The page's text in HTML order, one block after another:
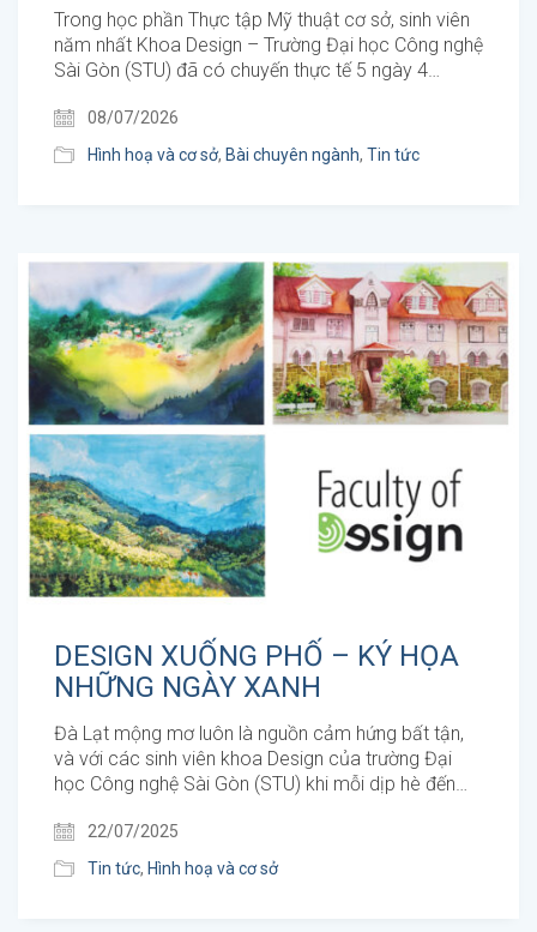
Trong học phần Thực tập Mỹ thuật cơ sở, sinh viên
năm nhất Khoa Design – Trường Đại học Công nghệ
Sài Gòn (STU) đã có chuyến thực tế 5 ngày 4…
08/07/2026
Hình hoạ và cơ sở, Bài chuyên ngành, Tin tức
DESIGN XUỐNG PHỐ – KÝ HỌA
NHỮNG NGÀY XANH
Đà Lạt mộng mơ luôn là nguồn cảm hứng bất tận,
và với các sinh viên khoa Design của trường Đại
học Công nghệ Sài Gòn (STU) khi mỗi dịp hè đến…
22/07/2025
Tin tức, Hình hoạ và cơ sở